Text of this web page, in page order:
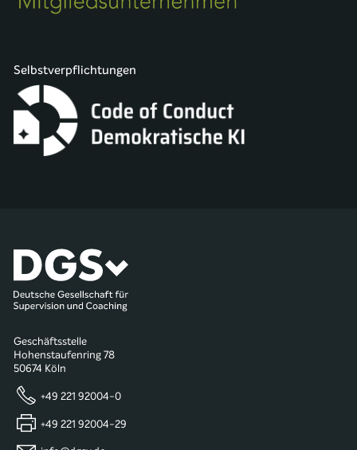
Selbstverpflichtungen
Geschäftsstelle
Hohenstaufenring 78
50674 Köln
+49 221 92004-0
+49 221 92004-29